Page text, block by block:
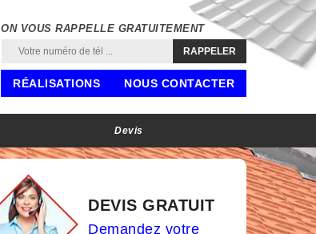
ON VOUS RAPPELLE GRATUITEMENT
RÉALISATIONS NOUS CONTACTER
Devis
DEVIS GRATUIT
Demandez votre